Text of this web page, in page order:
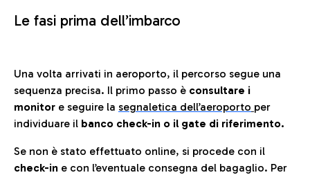
Le fasi prima dell’imbarco
Una volta arrivati in aeroporto, il percorso segue una
sequenza precisa. Il primo passo è consultare i
monitor e seguire la segnaletica dell’aeroporto per
individuare il banco check-in o il gate di riferimento.
Se non è stato effettuato online, si procede con il
check-in e con l’eventuale consegna del bagaglio. Per